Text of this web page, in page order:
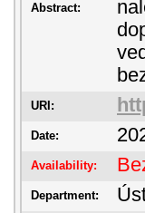
Abstract:
URI:
Date:
Availability:
Department: